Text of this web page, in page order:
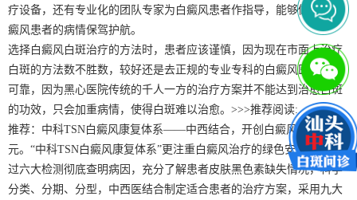
疗设备，还有专业化的团队专家为白癜风患者作指导，能够做到为白
癜风患者的病情保驾护航。
选择白癜风白斑治疗的方法时，患者应该谨慎，因为现在市面上治疗
白斑的方法数不胜数，较好还是去正规的专业专科的白癜风医院比较
可靠，因为黑心医院传统的千人一方的治疗方案并不能达到治愈白斑
的功效，只会加重病情，使得白斑难以治愈。>>>推荐阅读:
推荐：中科TSN白癜风康复体系——中西结合，开创白癜风诊疗新纪
元。“中科TSN白癜风康复体系”更注重白癜风治疗的绿色安全性，通
过六大检测彻底查明病因，充分了解患者皮肤黑色素缺失情况，科学
分类、分期、分型，中西医结合制定适合患者的治疗方案，采用九大